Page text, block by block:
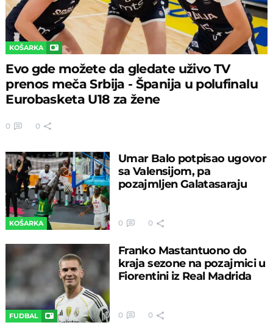
KOŠARKA
Evo gde možete da gledate uživo TV
prenos meča Srbija - Španija u polufinalu
Eurobasketa U18 za žene
0 0
KOŠARKA
Umar Balo potpisao ugovor
sa Valensijom, pa
pozajmljen Galatasaraju
0 0
FUDBAL
Franko Mastantuono do
kraja sezone na pozajmici u
Fiorentini iz Real Madrida
0 0